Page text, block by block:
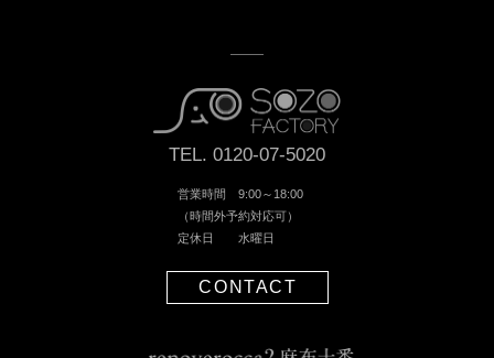
TEL. 0120-07-5020
営業時間 9:00～18:00
（時間外予約対応可）
定休日 水曜日
CONTACT